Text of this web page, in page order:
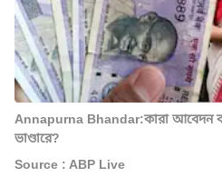
Annapurna Bhandar:কারা আবেদন
ভাণ্ডারে?
Source : ABP Live